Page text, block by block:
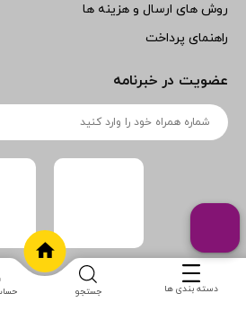
روش های ارسال و هزینه ها
راهنمای پرداخت
عضویت در خبرنامه
© 2026 - All rights reserved.دسته بندی ها جستجو